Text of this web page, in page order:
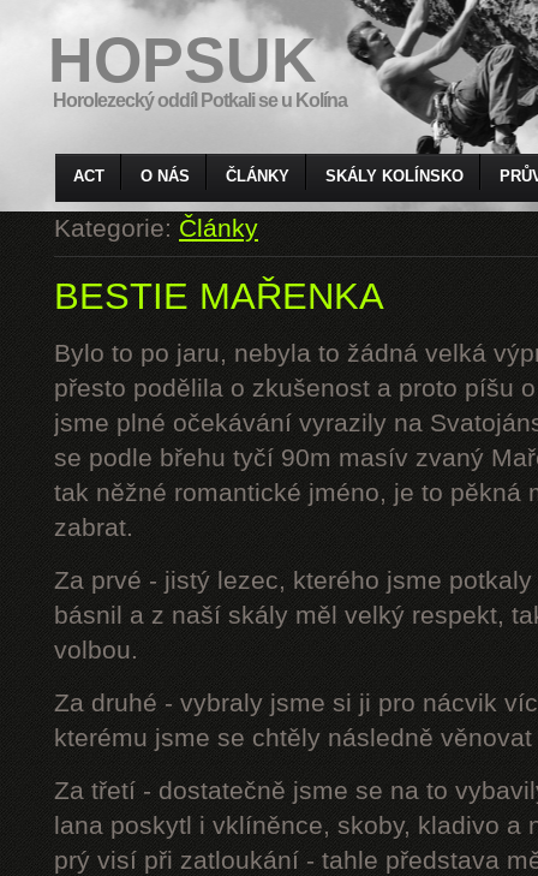
HOPSUK
Horolezecký oddíl Potkali se u Kolína
ACT O NÁS ČLÁNKY SKÁLY KOLÍNSKO
Kategorie:Články
BESTIE MAŘENKA
Bylo to po jaru, nebyla to žádná velká
přesto podělila o zkušenost a proto píšu
jsme plné očekávání vyrazily na
se podle břehu tyčí 90m masív zvaný
tak něžné romantické jméno, je to pěkná
zabrat.
Za prvé - jistý lezec, kterého jsme
básnil a z naší skály měl velký respekt,
volbou.
Za druhé - vybraly jsme si ji pro nácvik
kterému jsme se chtěly následně
Za třetí - dostatečně jsme se na to
lana poskytl i vklíněnce, skoby, kladivo a
prý visí při zatloukání - tahle představa